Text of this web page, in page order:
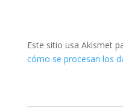
Este sitio usa Akismet
cómo se procesan los